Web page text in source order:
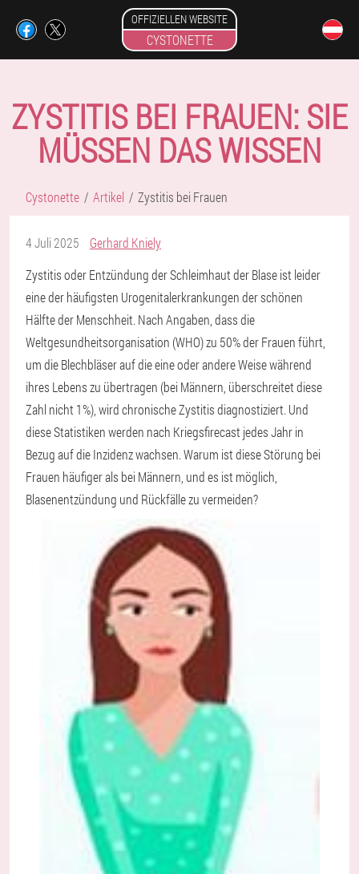
OFFIZIELLEN WEBSITE
CYSTONETTE
ZYSTITIS BEI FRAUEN: SIE
MÜSSEN DAS WISSEN
Cystonette Artikel Zystitis bei Frauen
4 Juli 2025
Gerhard Kniely
Zystitis oder Entzündung der Schleimhaut der Blase ist leider
eine der häufigsten Urogenitalerkrankungen der schönen
Hälfte der Menschheit. Nach Angaben, dass die
Weltgesundheitsorganisation (WHO) zu 50% der Frauen führt,
um die Blechbläser auf die eine oder andere Weise während
ihres Lebens zu übertragen (bei Männern, überschreitet diese
Zahl nicht 1%), wird chronische Zystitis diagnostiziert. Und
diese Statistiken werden nach Kriegsfirecast jedes Jahr in
Bezug auf die Inzidenz wachsen. Warum ist diese Störung bei
Frauen häufiger als bei Männern, und es ist möglich,
Blasenentzündung und Rückfälle zu vermeiden?